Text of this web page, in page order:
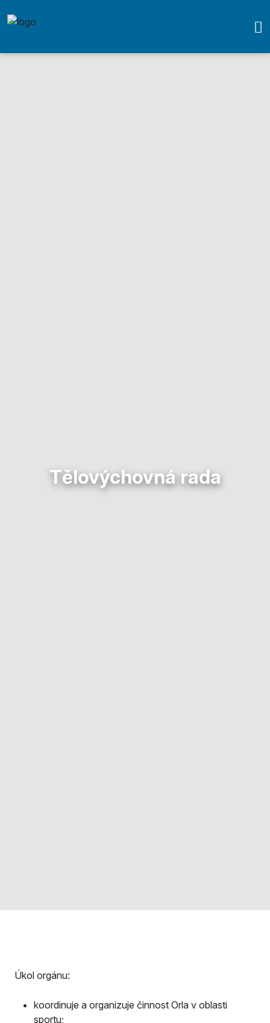
Tělovýchovná rada
Úkol orgánu:
koordinuje a organizuje činnost Orla v oblasti
sportu;